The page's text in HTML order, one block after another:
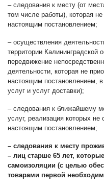
– следования к месту (от
том числе работы), которая
настоящим постановлением;
– осуществления
территории Калининградской
передвижение
деятельности, которая не
настоящим постановлением,
услуг и услуг доставки);
– следования к ближайшему
услуг, реализация которых не
настоящим постановлением;
– следования к месту
– лиц старше 65 лет,
самоизоляции (с целью
товарами первой